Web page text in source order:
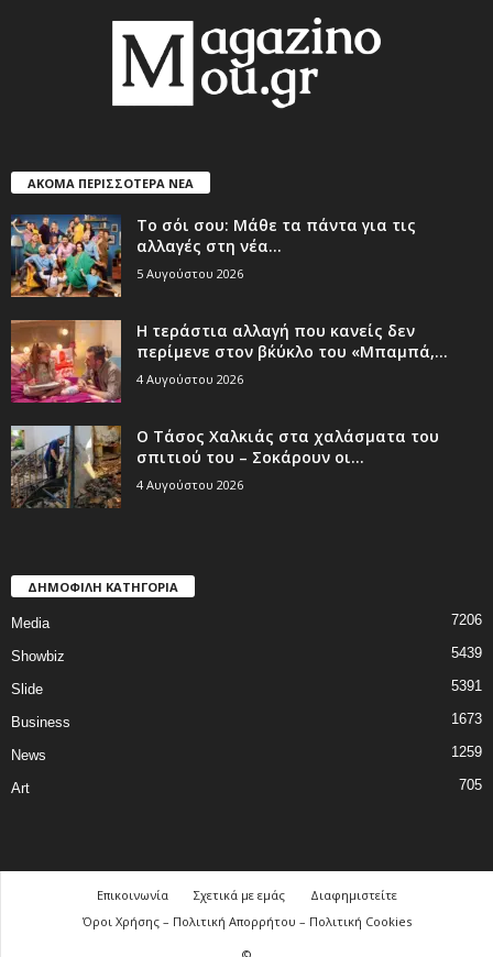
ΑΚΟΜΑ ΠΕΡΙΣΣΟΤΕΡΑ ΝΕΑ
Το σόι σου: Μάθε τα πάντα για τις
αλλαγές στη νέα...
5 Αυγούστου 2026
Η τεράστια αλλαγή που κανείς δεν
περίμενε στον β΄κύκλο του «Μπαμπά,...
4 Αυγούστου 2026
Ο Τάσος Χαλκιάς στα χαλάσματα του
σπιτιού του – Σοκάρουν οι...
4 Αυγούστου 2026
ΔΗΜΟΦΙΛΗ ΚΑΤΗΓΟΡΙΑ
Media 7206
Showbiz 5439
Slide 5391
Business 1673
News 1259
Art 705
Επικοινωνία Σχετικά με εμάς
Διαφημιστείτε
Όροι Χρήσης – Πολιτική Απορρήτου – Πολιτική Cookies